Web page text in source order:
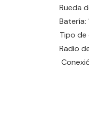
Rueda
Batería:
Tipo de
Radio